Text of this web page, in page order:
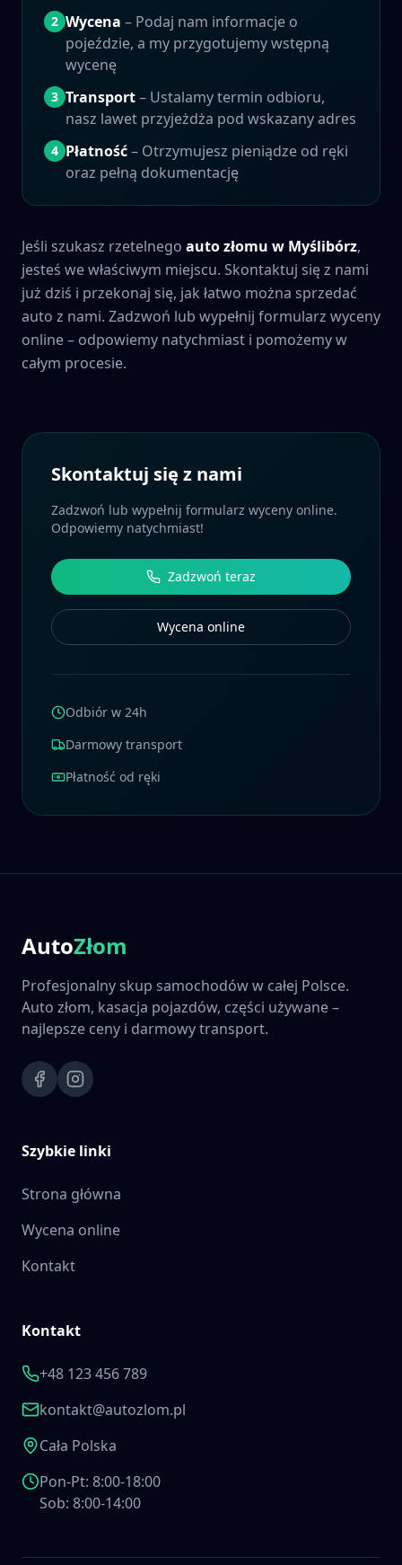
2 Wycena – Podaj nam informacje o
pojeździe, a my przygotujemy wstępną
wycenę
3 Transport– Ustalamy termin odbioru,
nasz lawet przyjeżdża pod wskazany adres
4 Płatność– Otrzymujesz pieniądze od ręki
oraz pełną dokumentację
Jeśli szukasz rzetelnego auto złomu w Myślibórz,
jesteś we właściwym miejscu. Skontaktuj się z nami
już dziś i przekonaj się, jak łatwo można sprzedać
auto z nami. Zadzwoń lub wypełnij formularz wyceny
online – odpowiemy natychmiast i pomożemy w
całym procesie.
Skontaktuj się z nami
Zadzwoń lub wypełnij formularz wyceny online.
Odpowiemy natychmiast!
Zadzwoń teraz
Wycena online
Odbiór w 24h
Darmowy transport
Płatność od ręki
AutoZłom
Profesjonalny skup samochodów w całej Polsce.
Auto złom, kasacja pojazdów, części używane –
najlepsze ceny i darmowy transport.
Szybkie linki
Strona główna
Wycena online
Kontakt
Kontakt
+48 123 456 789
kontakt@autozlom.pl
Cała Polska
Pon-Pt: 8:00-18:00
Sob: 8:00-14:00